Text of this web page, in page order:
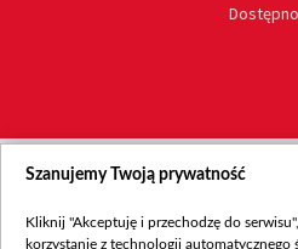
Szanujemy Twoją prywatność
Kliknij "Akceptuję i przechodzę do
korzystanie z technologii automatycznego